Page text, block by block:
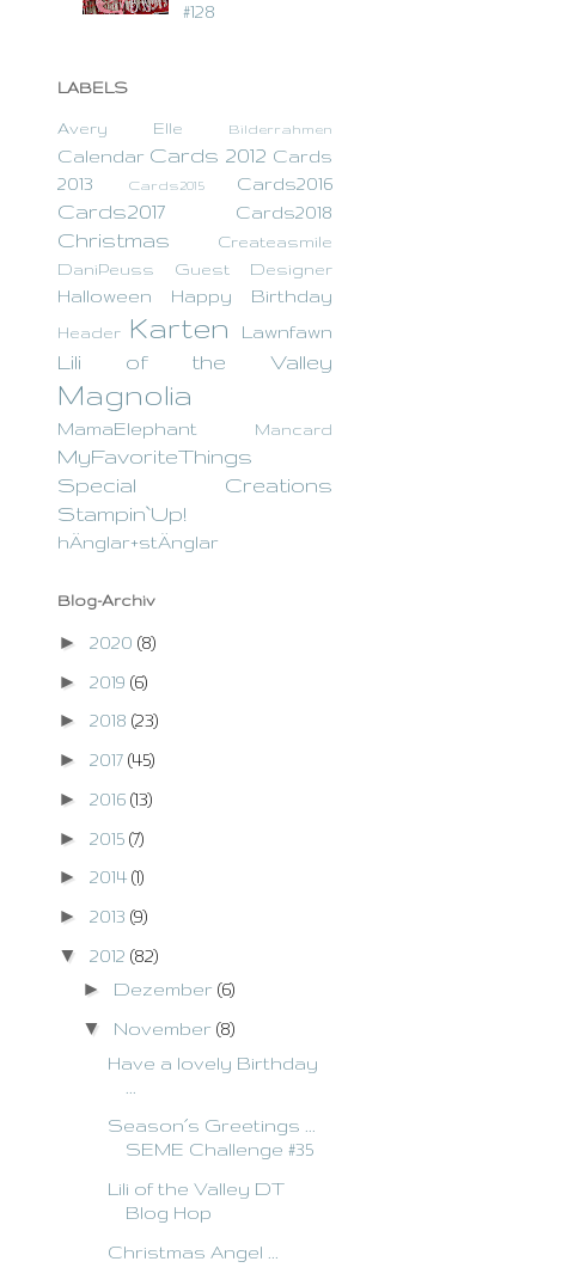
#128
LABELS
Avery Elle Bilderrahmen
Calendar Cards 2012 Cards
2013
Cards2015 Cards2016
Cards2017 Cards2018
Christmas
Createasmile
DaniPeuss
Guest Designer
Halloween Happy Birthday
Header Karten Lawnfawn
Lili of the Valley
Magnolia
MamaElephant Mancard
MyFavoriteThings
Special Creations
Stampin`Up!
hÄnglar+stÄnglar
Blog-Archiv
► 2020 (8)
► 2019 (6)
► 2018 (23)
► 2017 (45)
► 2016 (13)
► 2015 (7)
► 2014 (1)
► 2013 (9)
▼ 2012 (82)
► Dezember(6)
▼ November(8)
Have a lovely Birthday
Season´s Greetings ...
SEME Challenge #35
Lili of the Valley DT
Blog Hop
Christmas Angel ...